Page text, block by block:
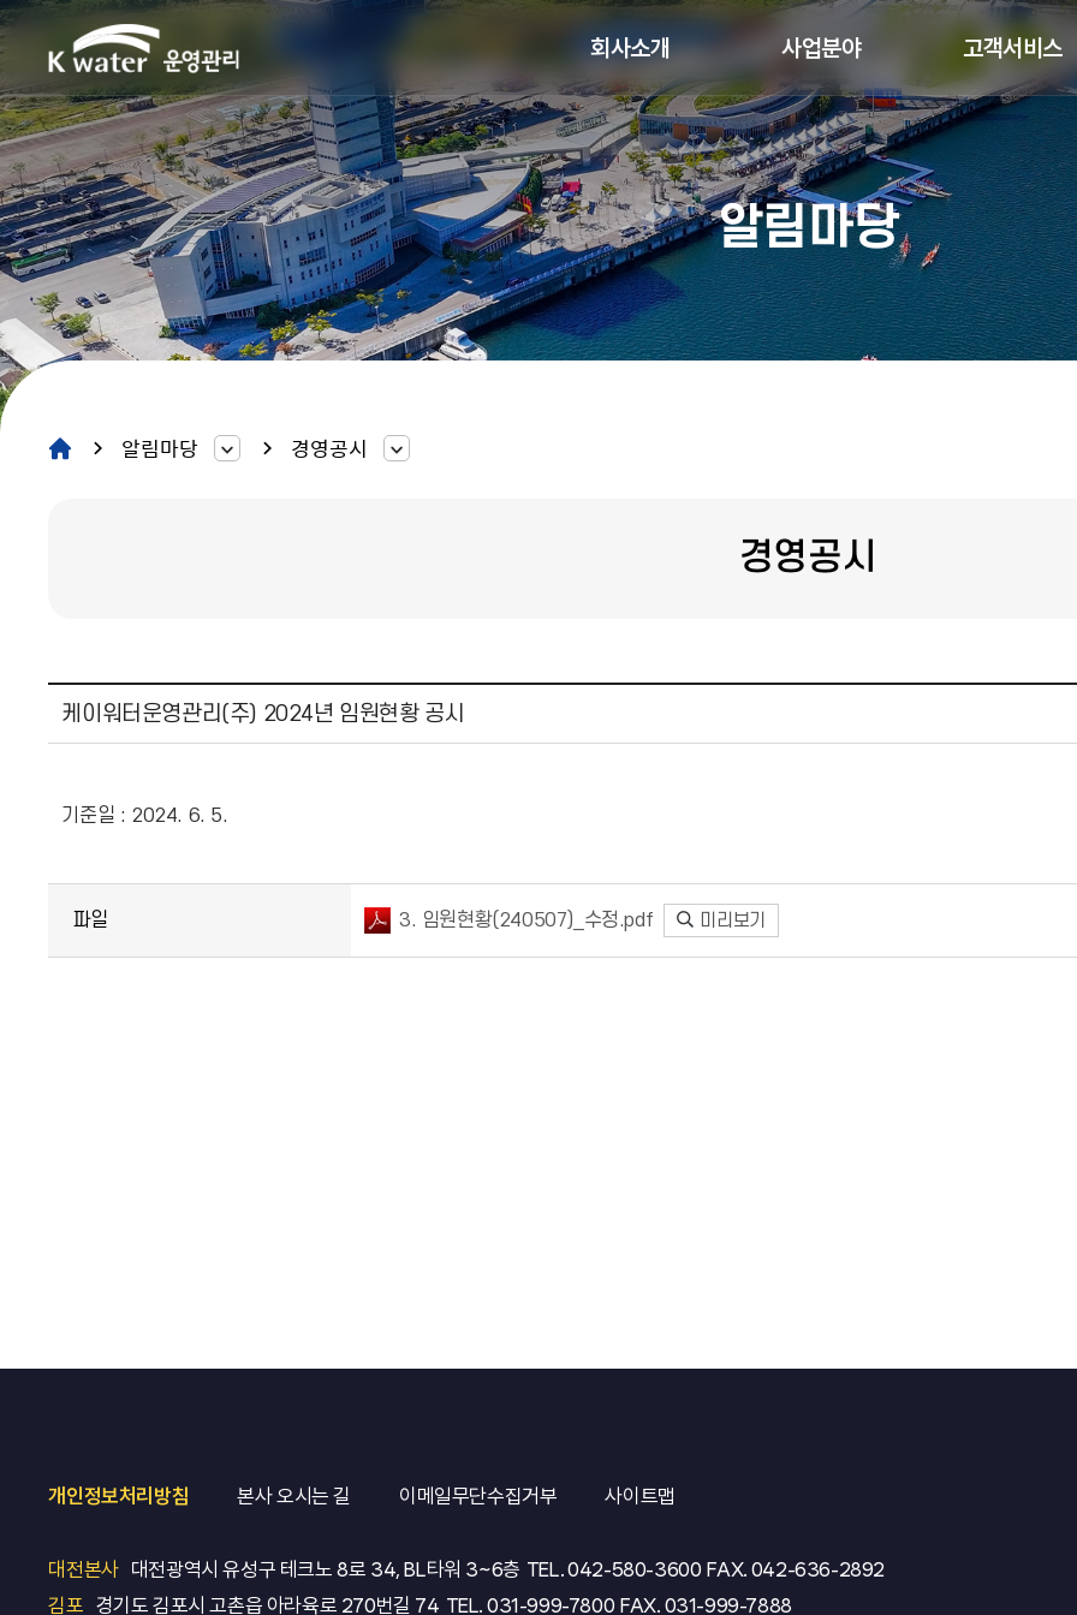
회사소개 사업분야 고객서비스
알림마당
알림마당 경영공시
경영공시
케이워터운영관리(주) 2024년 임원현황 공시
기준일 : 2024. 6. 5.
파일 3. 임원현황(240507)_수정.pdf 미리보기
개인정보처리방침 본사 오시는 길 이메일무단수집거부 사이트맵
대전본사 대전광역시 유성구 테크노 8로 34, BL타워 3~6층 TEL.042-580-3600 FAX. 042-636-2892
김포 경기도 김포시 고촌읍 아라육로 270번길 74 TEL. 031-999-7800 FAX. 031-999-7888